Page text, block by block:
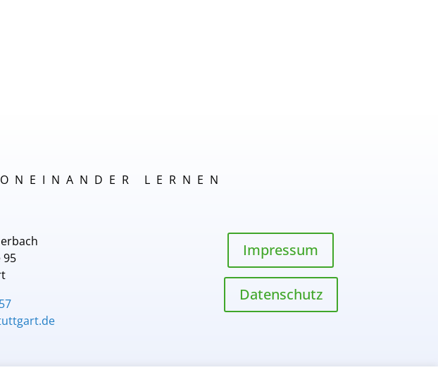
LERNEN
95
Impressum
Datenschutz